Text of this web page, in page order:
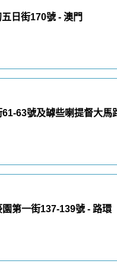
日街170號 - 澳門
63號及罅些喇提督大馬
第一街137-139號 - 路環